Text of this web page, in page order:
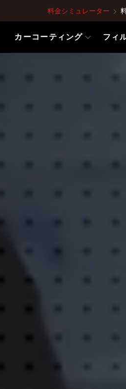
料金シミュレーター
カーコーティング フィ